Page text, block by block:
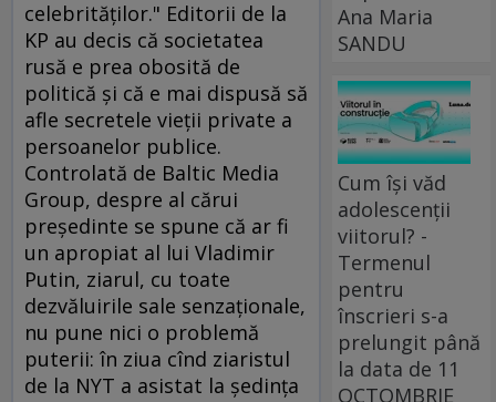
celebrităţilor." Editorii de la
KP au decis că societatea
rusă e prea obosită de
politică şi că e mai dispusă să
afle secretele vieţii private a
persoanelor publice.
Controlată de Baltic Media
Group, despre al cărui
preşedinte se spune că ar fi
un apropiat al lui Vladimir
Putin, ziarul, cu toate
dezvăluirile sale senzaţionale,
nu pune nici o problemă
puterii: în ziua cînd ziaristul
de la NYT a asistat la şedinţa
Ana Maria
SANDU
Cum își văd
adolescenții
viitorul? -
Termenul
pentru
înscrieri s-a
prelungit până
la data de 11
OCTOMBRIE